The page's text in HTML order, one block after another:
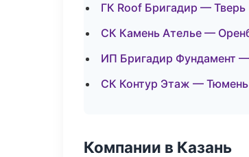
ГК Roof Бригадир — Тверь
СК Камень Ателье —
ИП Бригадир Фундамент
СК Контур Этаж — Тюмень
Компании в Казань